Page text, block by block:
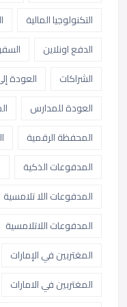
التكنولوجيا المالية
الدفع اونلاين
الشراكات
العودة
العودة للمدارس
المحفظة الرقمية
المدفوعات الذكية
المدفوعات اللا تلامسية
المدفوعات اللاتلامسية
المغتربين في الإمارات
المغتربين في الامارات